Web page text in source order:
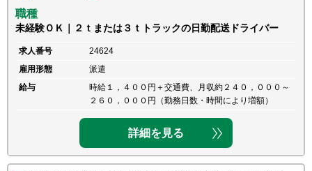
職種
未経験ＯＫ｜２ｔまたは３ｔトラックの日勤配送ドライバー
求人番号
24624
雇用形態
派遣
給与
時給１，４００円＋交通費、月収約２４０，０００～
２６０，０００円（勤務日数・時間により増額）
詳細を見る